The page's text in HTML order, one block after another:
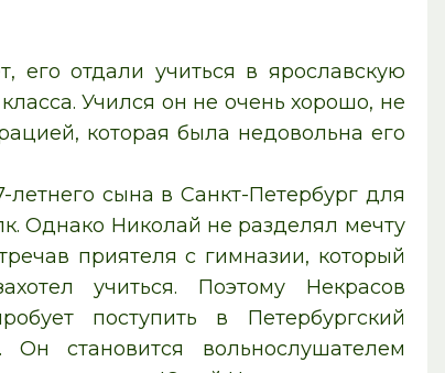
его отдали учиться в ярославскую
Учился он не очень хорошо, не
которая была недовольна его
летнего сына в Санкт-Петербург для
Однако Николай не разделял мечту
приятеля с гимназии, который
учиться. Поэтому Некрасов
поступить в Петербургский
Он становится вольнослушателем